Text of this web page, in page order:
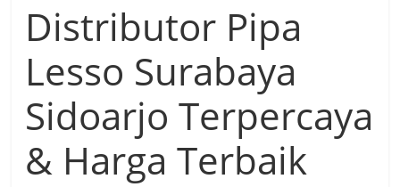
Distributor Pipa
Lesso Surabaya
Sidoarjo Terpercaya
& Harga Terbaik